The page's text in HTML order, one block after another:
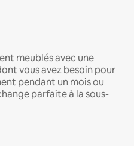
meublés avec une
vous avez besoin pour
pendant un mois ou
parfaite à la sous-